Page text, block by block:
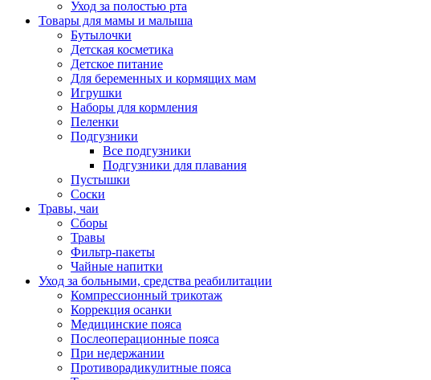
Уход за полостью рта
Товары для мамы и малыша
Бутылочки
Детская косметика
Детское питание
Для беременных и кормящих мам
Игрушки
Наборы для кормления
Пеленки
Подгузники
Все подгузники
Подгузники для плавания
Пустышки
Соски
Травы, чаи
Сборы
Травы
Фильтр-пакеты
Чайные напитки
Уход за больными, средства реабилитации
Компрессионный трикотаж
Коррекция осанки
Медицинские пояса
Послеоперационные пояса
При недержании
Противорадикулитные пояса